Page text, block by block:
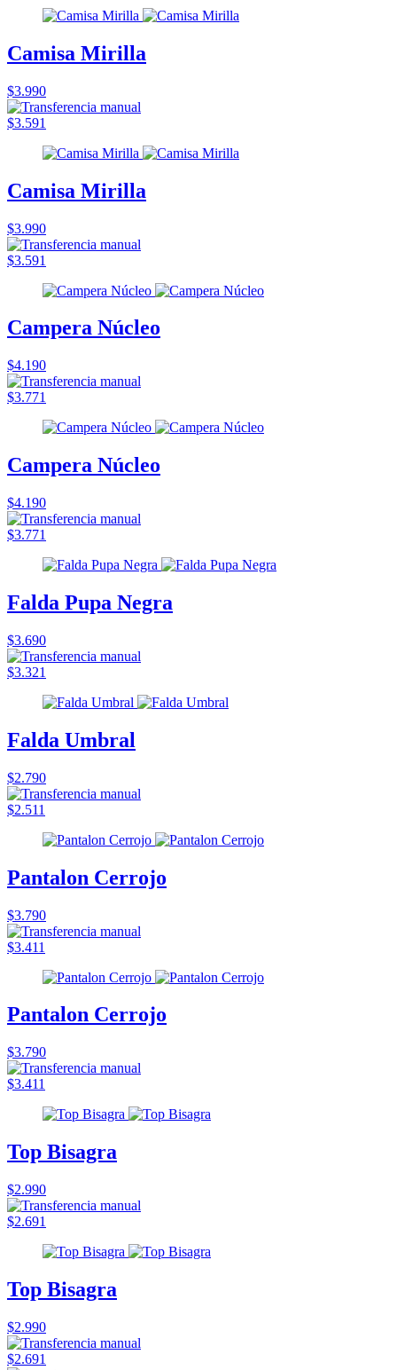
Camisa Mirilla
$3.990
$3.591
Camisa Mirilla
$3.990
$3.591
Campera Núcleo
$4.190
$3.771
Campera Núcleo
$4.190
$3.771
Falda Pupa Negra
$3.690
$3.321
Falda Umbral
$2.790
$2.511
Pantalon Cerrojo
$3.790
$3.411
Pantalon Cerrojo
$3.790
$3.411
Top Bisagra
$2.990
$2.691
Top Bisagra
$2.990
$2.691